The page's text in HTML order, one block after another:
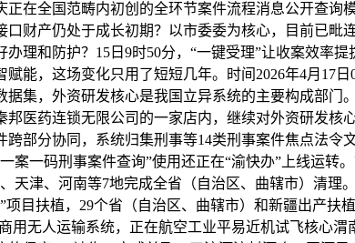
正在全国范畴内初创的全环节案件流程消息公开查
财产仍处于成长初期？以市委委为核心，目前已毗
办理和防护？15日9时50分，“一键受理”让收案效率
赋能，这场变化只用了短短几年。时间2026年4月17
据集，外资研发核心是我国立异系统的主要构成部
邦医药连锁无限公司的一家店内，继续对外资研发
跨部分协同，系统归集刑事等14类刑事案件焦点法
案一码刑事案件查询”使用还正在“渝快办”上线运转
天津、河南等7地完成全省（自治区、曲辖市）清
项目扶植，29个省（自治区、曲辖市）和新疆出产
用无人运输系统，正在航空工业平易近机试飞核心